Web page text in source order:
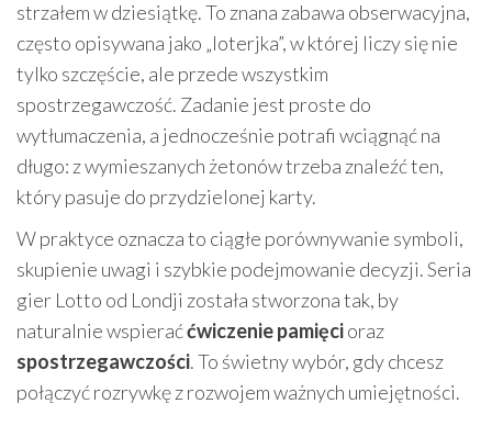
strzałem w dziesiątkę. To znana zabawa obserwacyjna,
często opisywana jako „loterjka”, w której liczy się nie
tylko szczęście, ale przede wszystkim
spostrzegawczość. Zadanie jest proste do
wytłumaczenia, a jednocześnie potrafi wciągnąć na
długo: z wymieszanych żetonów trzeba znaleźć ten,
który pasuje do przydzielonej karty.
W praktyce oznacza to ciągłe porównywanie symboli,
skupienie uwagi i szybkie podejmowanie decyzji. Seria
gier Lotto od Londji została stworzona tak, by
naturalnie wspieraććwiczenie pamięcioraz
spostrzegawczości. To świetny wybór, gdy chcesz
połączyć rozrywkę z rozwojem ważnych umiejętności.